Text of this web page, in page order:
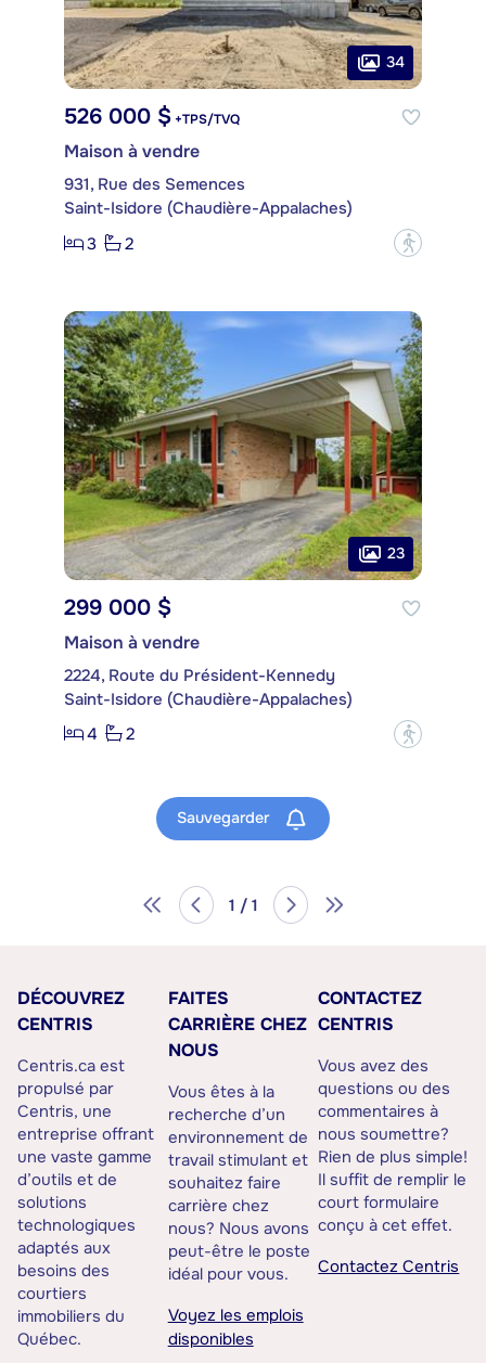
34
526 000 $ +TPS/TVQ
Maison à vendre
931, Rue des Semences
Saint-Isidore (Chaudière-Appalaches)
3
2 ?
23
299 000 $
Maison à vendre
2224, Route du Président-Kennedy
Saint-Isidore (Chaudière-Appalaches)
4
2 ?
Sauvegarder
1 / 1
DÉCOUVREZ
CENTRIS
Centris.ca est
propulsé par
Centris, une
entreprise offrant
une vaste gamme
d’outils et de
solutions
technologiques
adaptés aux
besoins des
courtiers
immobiliers du
Québec.
FAITES
CARRIÈRE CHEZ
NOUS
Vous êtes à la
recherche d’un
environnement de
travail stimulant et
souhaitez faire
carrière chez
nous? Nous avons
peut-être le poste
idéal pour vous.
Voyez les emplois
disponibles
CONTACTEZ
CENTRIS
Vous avez des
questions ou des
commentaires à
nous soumettre?
Rien de plus simple!
Il suffit de remplir le
court formulaire
conçu à cet effet.
Contactez Centris